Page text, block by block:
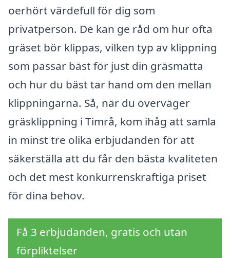
oerhört värdefull för dig som
privatperson. De kan ge råd om hur ofta
gräset bör klippas, vilken typ av klippning
som passar bäst för just din gräsmatta
och hur du bäst tar hand om den mellan
klippningarna. Så, när du överväger
gräsklippning i Timrå, kom ihåg att samla
in minst tre olika erbjudanden för att
säkerställa att du får den bästa kvaliteten
och det mest konkurrenskraftiga priset
för dina behov.
Få 3 erbjudanden, gratis och utan
förpliktelser